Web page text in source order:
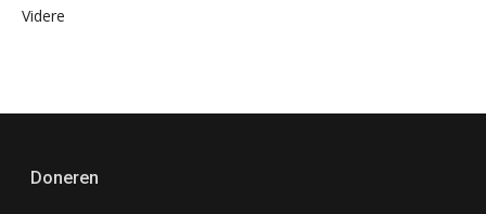
Videre
Doneren